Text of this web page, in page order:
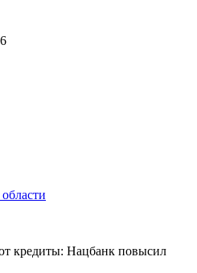
кредиты: Нацбанк повысил